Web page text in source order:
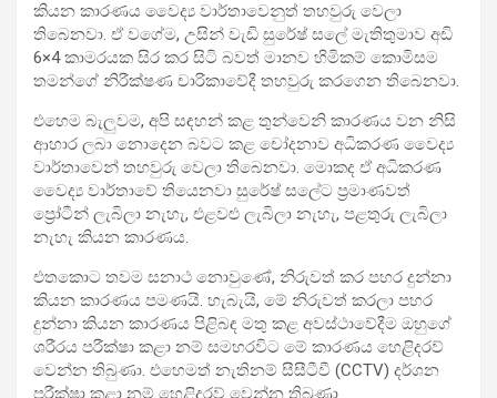
කියන කාරණය වෛද්‍ය වාර්තාවෙනුත් තහවුරු වෙලා
තිබෙනවා. ඒ වගේම, උසින් වැඩි සුරේෂ් සලේ මැතිතුමාව අඩි
6×4 කාමරයක සිර කර සිටි බවත් මානව හිමිකම් කොමිසම
තමන්ගේ නිරීක්ෂණ චාරිකාවේදී තහවුරු කරගෙන තිබෙනවා.
එහෙම බැලුවම, අපි සඳහන් කළ තුන්වෙනි කාරණය වන නිසි
ආහාර ලබා නොදෙන බවට කළ චෝදනාව අධිකරණ වෛද්‍ය
වාර්තාවෙන් තහවුරු වෙලා තිබෙනවා. මොකද ඒ අධිකරණ
වෛද්‍ය වාර්තාවේ තියෙනවා සුරේෂ් සලේට ප්‍රමාණවත්
ප්‍රෝටීන් ලැබිලා නැහැ, එළවළු ලැබිලා නැහැ, පළතුරු ලැබිලා
නැහැ කියන කාරණය.
එතකොට තවම සනාථ නොවුණේ, නිරුවත් කර පහර දුන්නා
කියන කාරණය පමණයි. හැබැයි, මේ නිරුවත් කරලා පහර
දුන්නා කියන කාරණය පිළිබඳ මතු කළ අවස්ථාවේදීම ඔහුගේ
ශරීරය පරීක්ෂා කළා නම් සමහරවිට මේ කාරණය හෙළිදරව්
වෙන්න තිබුණා. එහෙමත් නැතිනම් සීසීටීවී (CCTV) දර්ශන